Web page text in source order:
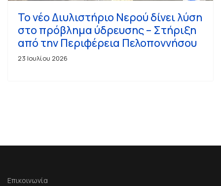
Το νέο Διυλιστήριο Νερού δίνει λύση
στο πρόβλημα ύδρευσης – Στήριξη
από την Περιφέρεια Πελοποννήσου
23 Ιουλίου 2026
Επικοινωνία